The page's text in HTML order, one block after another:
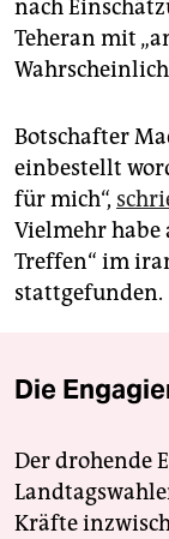
nach
Teheran mit
Botschafter
einbestellt
für mich“,
Vielmehr habe
Treffen“ im
stattgefunden.
Die
Der drohende
Kräfte